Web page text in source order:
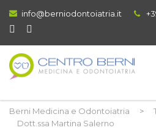
info@berniodontoiatria.it
Berni Medicina e Odontoiatria >
Dott.ssa Martina Salerno